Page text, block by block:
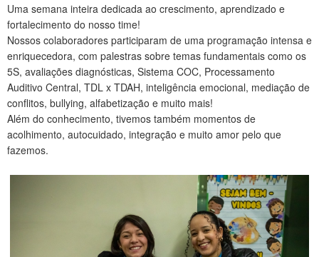
CONTATO
Uma semana inteira dedicada ao crescimento, aprendizado e
fortalecimento do nosso time!
Nossos colaboradores participaram de uma programação intensa e
enriquecedora, com palestras sobre temas fundamentais como os
5S, avaliações diagnósticas, Sistema COC, Processamento
Auditivo Central, TDL x TDAH, inteligência emocional, mediação de
conflitos, bullying, alfabetização e muito mais!
Além do conhecimento, tivemos também momentos de
acolhimento, autocuidado, integração e muito amor pelo que
fazemos.